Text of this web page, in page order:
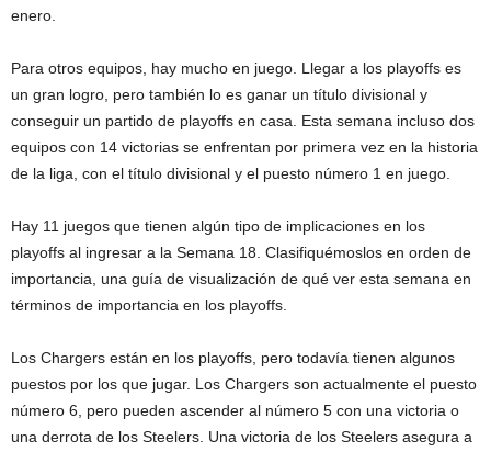
enero.
Para otros equipos, hay mucho en juego. Llegar a los playoffs es
un gran logro, pero también lo es ganar un título divisional y
conseguir un partido de playoffs en casa. Esta semana incluso dos
equipos con 14 victorias se enfrentan por primera vez en la historia
de la liga, con el título divisional y el puesto número 1 en juego.
Hay 11 juegos que tienen algún tipo de implicaciones en los
playoffs al ingresar a la Semana 18. Clasifiquémoslos en orden de
importancia, una guía de visualización de qué ver esta semana en
términos de importancia en los playoffs.
Los Chargers están en los playoffs, pero todavía tienen algunos
puestos por los que jugar. Los Chargers son actualmente el puesto
número 6, pero pueden ascender al número 5 con una victoria o
una derrota de los Steelers. Una victoria de los Steelers asegura a